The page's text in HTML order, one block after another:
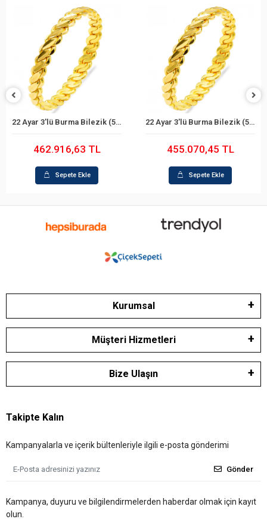
Sepete Ekle
22 Ayar 3'lü Burma Bilezik (59 Gram)
462.916,63 TL
Sepete Ekle
Sepete Ekle
22 Ayar 3'lü Burma Bilezik (58 Gram)
455.070,45 TL
Sepete Ekle
Kurumsal
Müşteri Hizmetleri
Bize Ulaşın
Takipte Kalın
Kampanyalarla ve içerik bültenleriyle ilgili e-posta gönderimi
Gönder
Kampanya, duyuru ve bilgilendirmelerden haberdar olmak için kayıt
olun.